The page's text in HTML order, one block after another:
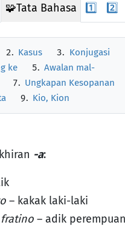
🧩Tata Bahasa 1️⃣ 2️⃣
Kasus
Konjugasi
ke
Awalan mal-
Ungkapan Kesopanan
Kio, Kion
-a:
– kakak laki-laki
– adik perempuan